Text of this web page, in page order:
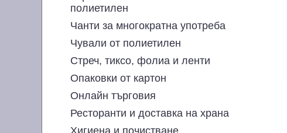
полиетилен
Чанти за многократна употреба
Чували от полиетилен
Стреч, тиксо, фолиа и ленти
Опаковки от картон
Онлайн търговия
Ресторанти и доставка на храна
Хигиена и почистване